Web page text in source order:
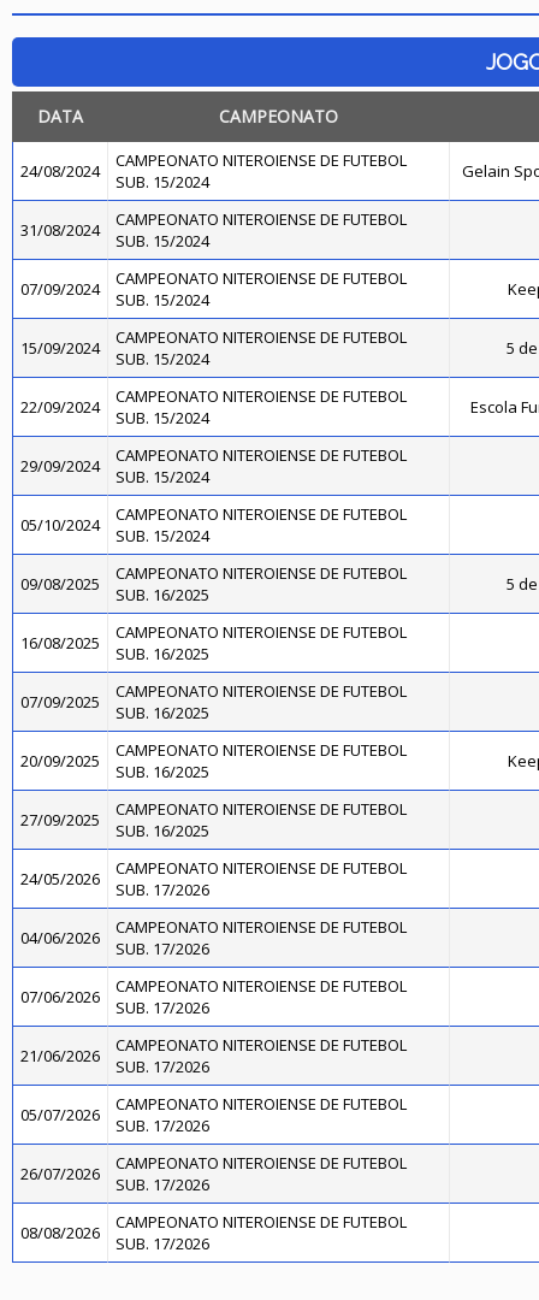
DATA CAMPEONATO
24/08/2024
CAMPEONATO NITEROIENSE DE FUTEBOL
SUB. 15/2024
Gelain
31/08/2024
CAMPEONATO NITEROIENSE DE FUTEBOL
SUB. 15/2024
07/09/2024
CAMPEONATO NITEROIENSE DE FUTEBOL
SUB. 15/2024
15/09/2024
CAMPEONATO NITEROIENSE DE FUTEBOL
SUB. 15/2024
5
22/09/2024
CAMPEONATO NITEROIENSE DE FUTEBOL
SUB. 15/2024
Escola
29/09/2024
CAMPEONATO NITEROIENSE DE FUTEBOL
SUB. 15/2024
05/10/2024
CAMPEONATO NITEROIENSE DE FUTEBOL
SUB. 15/2024
09/08/2025
CAMPEONATO NITEROIENSE DE FUTEBOL
SUB. 16/2025
5
16/08/2025
CAMPEONATO NITEROIENSE DE FUTEBOL
SUB. 16/2025
07/09/2025
CAMPEONATO NITEROIENSE DE FUTEBOL
SUB. 16/2025
20/09/2025
CAMPEONATO NITEROIENSE DE FUTEBOL
SUB. 16/2025
27/09/2025
CAMPEONATO NITEROIENSE DE FUTEBOL
SUB. 16/2025
24/05/2026
CAMPEONATO NITEROIENSE DE FUTEBOL
SUB. 17/2026
04/06/2026
CAMPEONATO NITEROIENSE DE FUTEBOL
SUB. 17/2026
07/06/2026
CAMPEONATO NITEROIENSE DE FUTEBOL
SUB. 17/2026
21/06/2026
CAMPEONATO NITEROIENSE DE FUTEBOL
SUB. 17/2026
05/07/2026
CAMPEONATO NITEROIENSE DE FUTEBOL
SUB. 17/2026
26/07/2026
CAMPEONATO NITEROIENSE DE FUTEBOL
SUB. 17/2026
08/08/2026
CAMPEONATO NITEROIENSE DE FUTEBOL
SUB. 17/2026